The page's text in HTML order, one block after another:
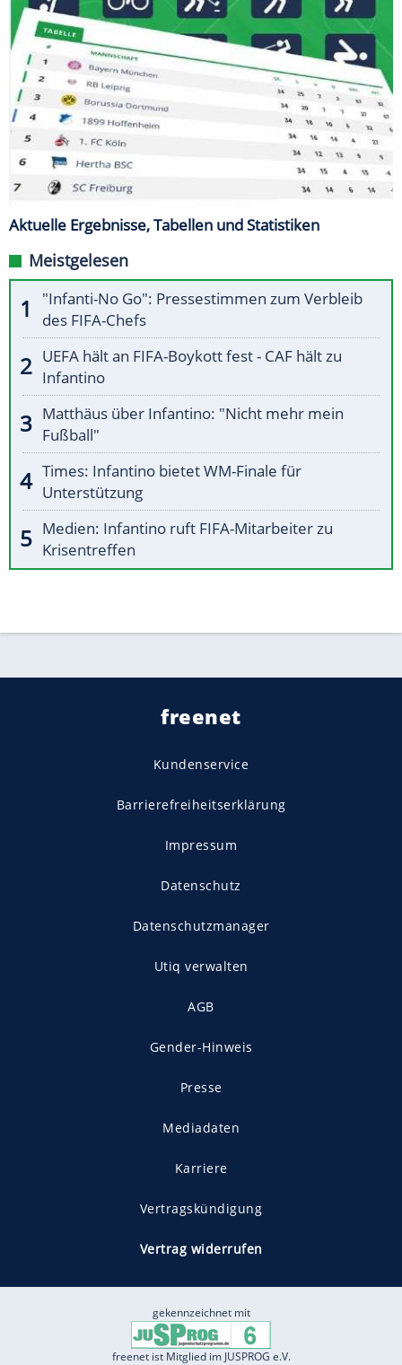
Aktuelle Ergebnisse, Tabellen und Statistiken
Meistgelesen
"Infanti-No Go": Pressestimmen zum Verbleib
des FIFA-Chefs
UEFA hält an FIFA-Boykott fest - CAF hält zu
Infantino
Matthäus über Infantino: "Nicht mehr mein
Fußball"
Times: Infantino bietet WM-Finale für
Unterstützung
Medien: Infantino ruft FIFA-Mitarbeiter zu
Krisentreffen
freenet
Kundenservice
Barrierefreiheitserklärung
Impressum
Datenschutz
Datenschutzmanager
Utiq verwalten
AGB
Gender-Hinweis
Presse
Mediadaten
Karriere
Vertragskündigung
Vertrag widerrufen
gekennzeichnet mit
freenet ist Mitglied im JUSPROG e.V.